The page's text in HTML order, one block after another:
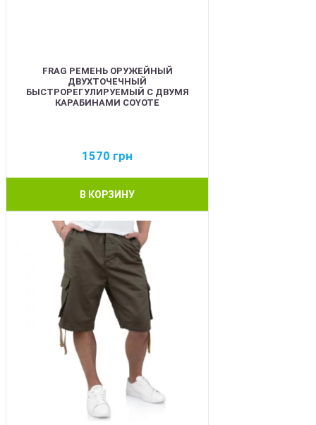
FRAG РЕМЕНЬ ОРУЖЕЙНЫЙ
ДВУХТОЧЕЧНЫЙ
БЫСТРОРЕГУЛИРУЕМЫЙ С ДВУМЯ
КАРАБИНАМИ COYOTE
1570 грн
В КОРЗИНУ